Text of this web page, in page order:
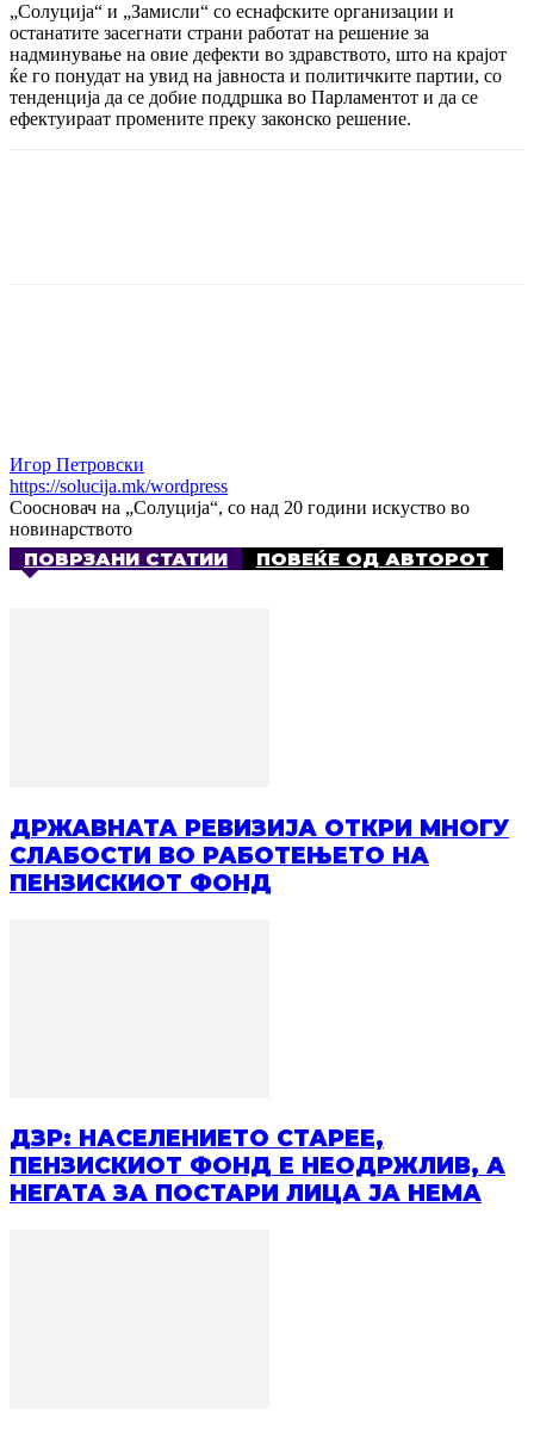
„Солуција“ и „Замисли“ со еснафските организации и
останатите засегнати страни работат на решение за
надминување на овие дефекти во здравството, што на крајот
ќе го понудат на увид на јавноста и политичките партии, со
тенденција да се добие поддршка во Парламентот и да се
ефектуираат промените преку законско решение.
Игор Петровски
https://solucija.mk/wordpress
Соосновач на „Солуција“, со над 20 години искуство во
новинарството
ПОВРЗАНИ СТАТИИ ПОВЕЌЕ ОД АВТОРОТ
ДРЖАВНАТА РЕВИЗИЈА ОТКРИ МНОГУ
СЛАБОСТИ ВО РАБОТЕЊЕТО НА
ПЕНЗИСКИОТ ФОНД
ДЗР: НАСЕЛЕНИЕТО СТАРЕЕ,
ПЕНЗИСКИОТ ФОНД Е НЕОДРЖЛИВ, А
НЕГАТА ЗА ПОСТАРИ ЛИЦА ЈА НЕМА